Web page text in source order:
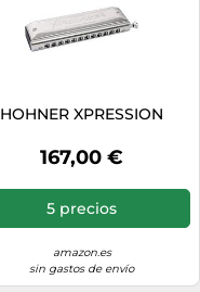
HOHNER XPRESSION
167,00 €
5 precios
amazon.es
sin gastos de envío